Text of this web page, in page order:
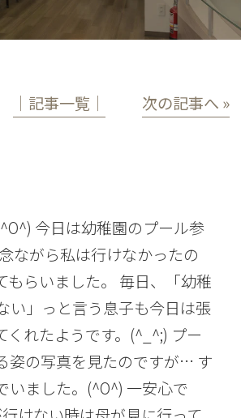
│記事一覧│ 次の記事へ »
今日は幼稚園のプール参
ながら私は行けなかったの
もらいました。 毎日、「幼稚
い」っと言う息子も今日は張
くれたようです。(^_^;) プー
姿の写真を見たのですが… す
いました。(^O^) 一安心で